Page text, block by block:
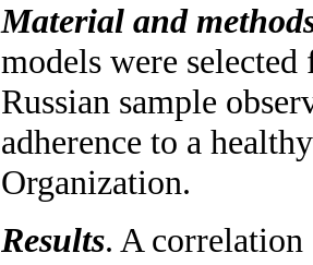
Material and
models were
Russian sample
adherence to a
Organization.
Results. A correlation